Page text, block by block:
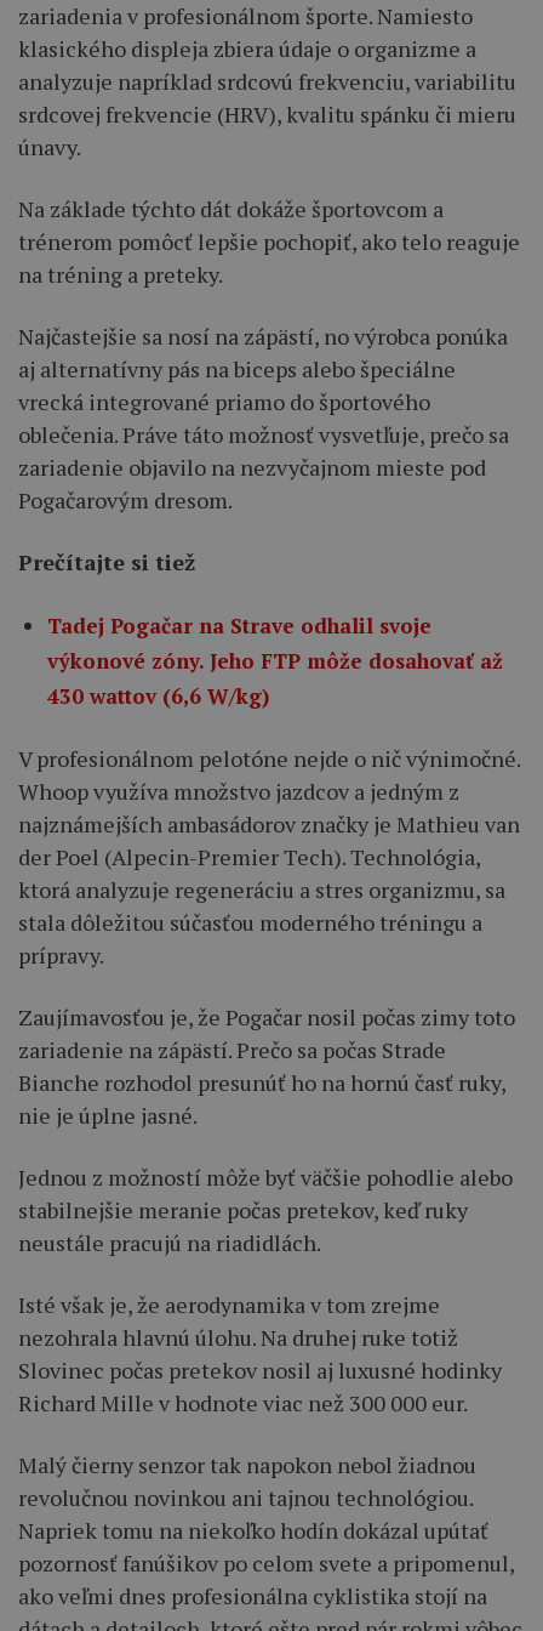
zariadenia v profesionálnom športe. Namiesto
klasického displeja zbiera údaje o organizme a
analyzuje napríklad srdcovú frekvenciu, variabilitu
srdcovej frekvencie (HRV), kvalitu spánku či mieru
únavy.
Na základe týchto dát dokáže športovcom a
trénerom pomôcť lepšie pochopiť, ako telo reaguje
na tréning a preteky.
Najčastejšie sa nosí na zápästí, no výrobca ponúka
aj alternatívny pás na biceps alebo špeciálne
vrecká integrované priamo do športového
oblečenia. Práve táto možnosť vysvetľuje, prečo sa
zariadenie objavilo na nezvyčajnom mieste pod
Pogačarovým dresom.
Prečítajte si tiež
Tadej Pogačar na Strave odhalil svoje
výkonové zóny. Jeho FTP môže dosahovať až
430 wattov (6,6 W/kg)
V profesionálnom pelotóne nejde o nič výnimočné.
Whoop využíva množstvo jazdcov a jedným z
najznámejších ambasádorov značky je Mathieu van
der Poel (Alpecin-Premier Tech). Technológia,
ktorá analyzuje regeneráciu a stres organizmu, sa
stala dôležitou súčasťou moderného tréningu a
prípravy.
Zaujímavosťou je, že Pogačar nosil počas zimy toto
zariadenie na zápästí. Prečo sa počas Strade
Bianche rozhodol presunúť ho na hornú časť ruky,
nie je úplne jasné.
Jednou z možností môže byť väčšie pohodlie alebo
stabilnejšie meranie počas pretekov, keď ruky
neustále pracujú na riadidlách.
Isté však je, že aerodynamika v tom zrejme
nezohrala hlavnú úlohu. Na druhej ruke totiž
Slovinec počas pretekov nosil aj luxusné hodinky
Richard Mille v hodnote viac než 300 000 eur.
Malý čierny senzor tak napokon nebol žiadnou
revolučnou novinkou ani tajnou technológiou.
Napriek tomu na niekoľko hodín dokázal upútať
pozornosť fanúšikov po celom svete a pripomenul,
ako veľmi dnes profesionálna cyklistika stojí na